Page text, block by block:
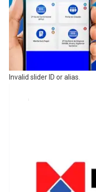
Invalid slider ID or alias.